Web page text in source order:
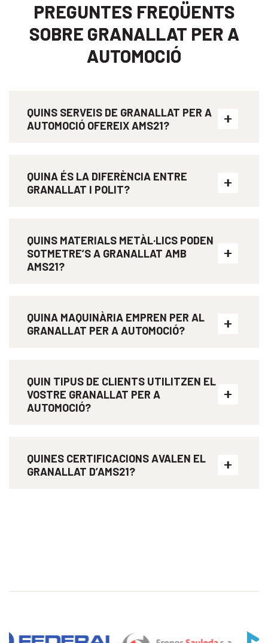
PREGUNTES FREQÜENTS
SOBRE GRANALLAT PER A
AUTOMOCIÓ
QUINS SERVEIS DE GRANALLAT PER A
AUTOMOCIÓ OFEREIX AMS21?
QUINA ÉS LA DIFERÈNCIA ENTRE
GRANALLAT I POLIT?
QUINS MATERIALS METÀL·LICS PODEN
SOTMETRE’S A GRANALLAT AMB
AMS21?
QUINA MAQUINÀRIA EMPREN PER AL
GRANALLAT PER A AUTOMOCIÓ?
QUIN TIPUS DE CLIENTS UTILITZEN EL
VOSTRE GRANALLAT PER A
AUTOMOCIÓ?
QUINES CERTIFICACIONS AVALEN EL
GRANALLAT D’AMS21?